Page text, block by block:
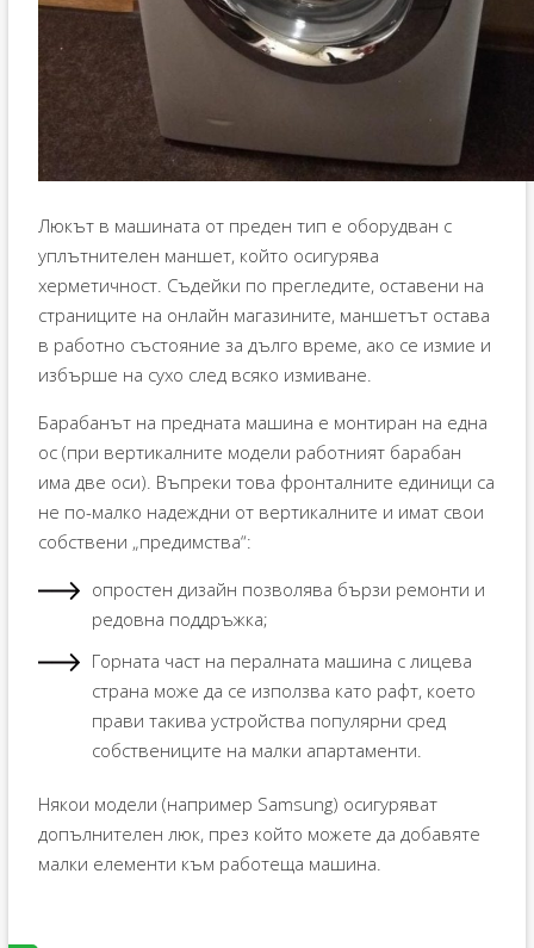
Люкът в машината от преден тип е оборудван с
уплътнителен маншет, който осигурява
херметичност. Съдейки по прегледите, оставени на
страниците на онлайн магазините, маншетът остава
в работно състояние за дълго време, ако се измие и
избърше на сухо след всяко измиване.
Барабанът на предната машина е монтиран на една
ос (при вертикалните модели работният барабан
има две оси). Въпреки това фронталните единици са
не по-малко надеждни от вертикалните и имат свои
собствени „предимства“:
опростен дизайн позволява бързи ремонти и
редовна поддръжка;
Горната част на пералната машина с лицева
страна може да се използва като рафт, което
прави такива устройства популярни сред
собствениците на малки апартаменти.
Някои модели (например Samsung) осигуряват
допълнителен люк, през който можете да добавяте
малки елементи към работеща машина.